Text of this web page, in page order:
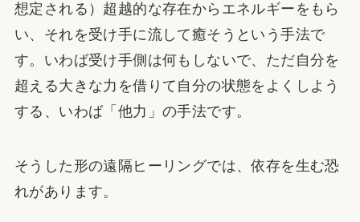
想定される）超越的な存在からエネルギーをもら
い、それを受け手に流して癒そうという手法で
す。いわば受け手側は何もしないで、ただ自分を
超える大きな力を借りて自分の状態をよくしよう
する、いわば「他力」の手法です。
そうした形の遠隔ヒーリングでは、依存を生む恐
れがあります。